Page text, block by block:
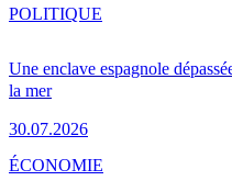
Une enclave espagnole
la mer
30.07.2026
POLITIQUE
ÉCONOMIE